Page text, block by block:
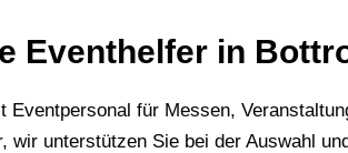
Eventhelfer in
Eventpersonal für Messen,
wir unterstützen Sie bei der Auswahl